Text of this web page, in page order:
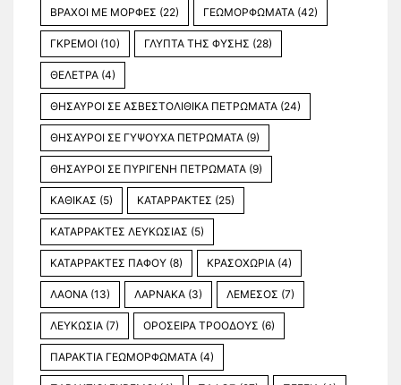
ΒΡΑΧΟΙ ΜΕ ΜΟΡΦΕΣ (22) ΓΕΩΜΟΡΦΩΜΑΤΑ (42)
ΓΚΡΕΜΟΙ (10) ΓΛΥΠΤΑ ΤΗΣ ΦΥΣΗΣ (28)
ΘΕΛΕΤΡΑ (4)
ΘΗΣΑΥΡΟΙ ΣΕ ΑΣΒΕΣΤΟΛΙΘΙΚΑ ΠΕΤΡΩΜΑΤΑ (24)
ΘΗΣΑΥΡΟΙ ΣΕ ΓΥΨΟΥΧΑ ΠΕΤΡΩΜΑΤΑ (9)
ΘΗΣΑΥΡΟΙ ΣΕ ΠΥΡΙΓΕΝΗ ΠΕΤΡΩΜΑΤΑ (9)
ΚΑΘΙΚΑΣ (5) ΚΑΤΑΡΡΑΚΤΕΣ (25)
ΚΑΤΑΡΡΑΚΤΕΣ ΛΕΥΚΩΣΙΑΣ (5)
ΚΑΤΑΡΡΑΚΤΕΣ ΠΑΦΟΥ (8) ΚΡΑΣΟΧΩΡΙΑ (4)
ΛΑΟΝΑ (13) ΛΑΡΝΑΚΑ (3) ΛΕΜΕΣΟΣ (7)
ΛΕΥΚΩΣΙΑ (7) ΟΡΟΣΕΙΡΑ ΤΡΟΟΔΟΥΣ (6)
ΠΑΡΑΚΤΙΑ ΓΕΩΜΟΡΦΩΜΑΤΑ (4)